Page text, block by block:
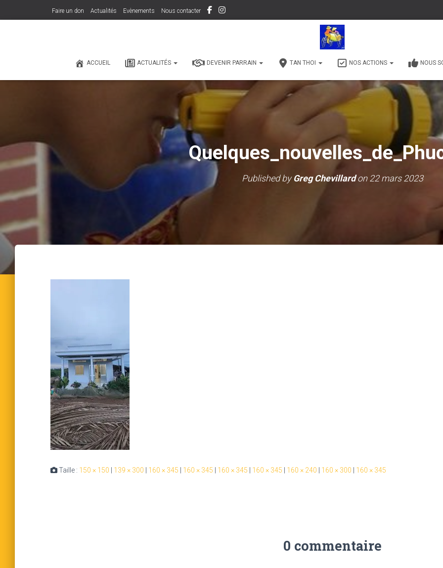
Faire un don Actualités Evènements Nous contacter
ACCUEIL ACTUALITÉS DEVENIR PARRAIN TAN THOI NOS ACTIONS NOUS
Published byGreg Chevillardon 22 mars 2023
Taille : 150 × 150 139 × 300 160 × 345 160 × 345 160 × 345 160 × 345 160 × 240 160 × 300 160 × 345
0 commentaire